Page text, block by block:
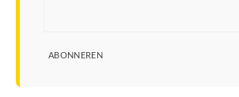
ABONNEREN